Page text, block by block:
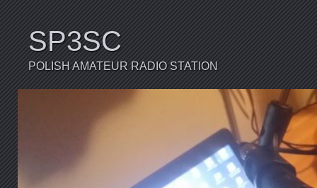
SP3SC
POLISH AMATEUR RADIO STATION